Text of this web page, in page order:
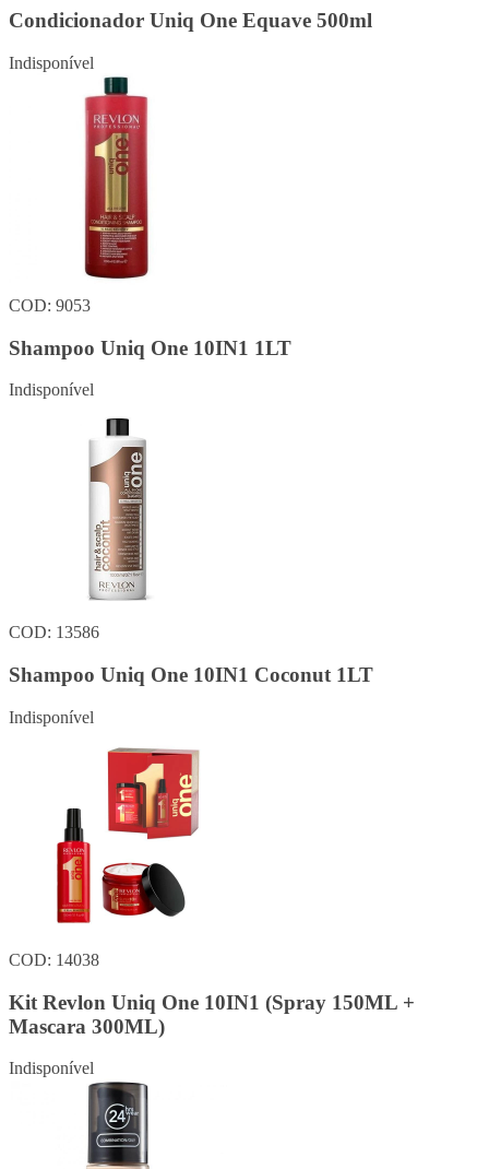
Condicionador Uniq One Equave 500ml
Indisponível
COD: 9053
Shampoo Uniq One 10IN1 1LT
Indisponível
COD: 13586
Shampoo Uniq One 10IN1 Coconut 1LT
Indisponível
COD: 14038
Kit Revlon Uniq One 10IN1 (Spray 150ML +
Mascara 300ML)
Indisponível